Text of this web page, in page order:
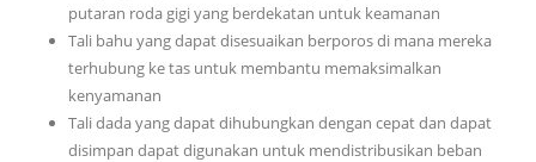
putaran roda gigi yang berdekatan untuk keamanan
Tali bahu yang dapat disesuaikan berporos di mana mereka
terhubung ke tas untuk membantu memaksimalkan
kenyamanan
Tali dada yang dapat dihubungkan dengan cepat dan dapat
disimpan dapat digunakan untuk mendistribusikan beban